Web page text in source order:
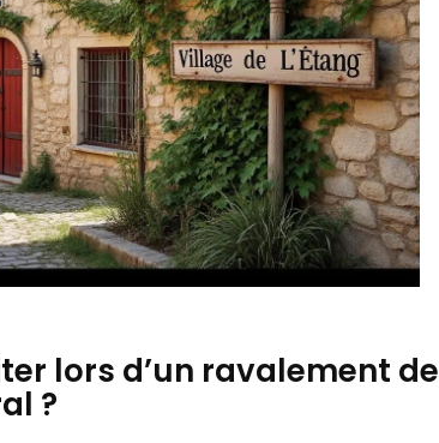
lors d’un ravalement de
?